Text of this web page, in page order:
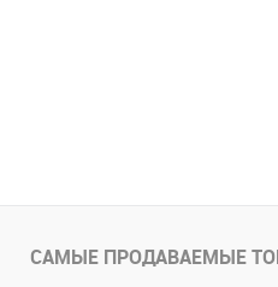
САМЫЕ ПРОДАВАЕМЫЕ